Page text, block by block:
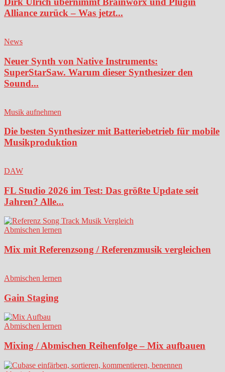
Alliance zurück – Was jetzt...
News
Neuer Synth von Native Instruments:
SuperStarSaw. Warum dieser Synthesizer den
Sound...
Musik aufnehmen
Die besten Synthesizer mit Batteriebetrieb für mobile
Musikproduktion
DAW
FL Studio 2026 im Test: Das größte Update seit
Jahren? Alle...
Abmischen lernen
Mix mit Referenzsong / Referenzmusik vergleichen
Abmischen lernen
Gain Staging
Abmischen lernen
Mixing / Abmischen Reihenfolge – Mix aufbauen